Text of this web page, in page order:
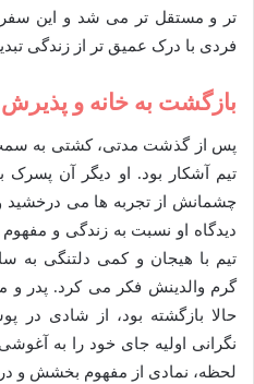
تر و مستقل تر می شد و این سفر،
فردی با درک عمیق تر از زندگی
بازگشت به خانه و پذیرش
پس از گذشت مدتی، کشتی به سمت
تیم آشکار بود. او دیگر آن پسرک
چشمانش از تجربه ها می درخشید
دیدگاه او نسبت به زندگی و مفهوم
تیم با هیجان و کمی دلتنگی به
گرم والدینش فکر می کرد. پدر و
حالا بازگشته بود، از شادی
نگرانی اولیه جای خود را به
لحظه، نمادی از مفهوم بخشش و